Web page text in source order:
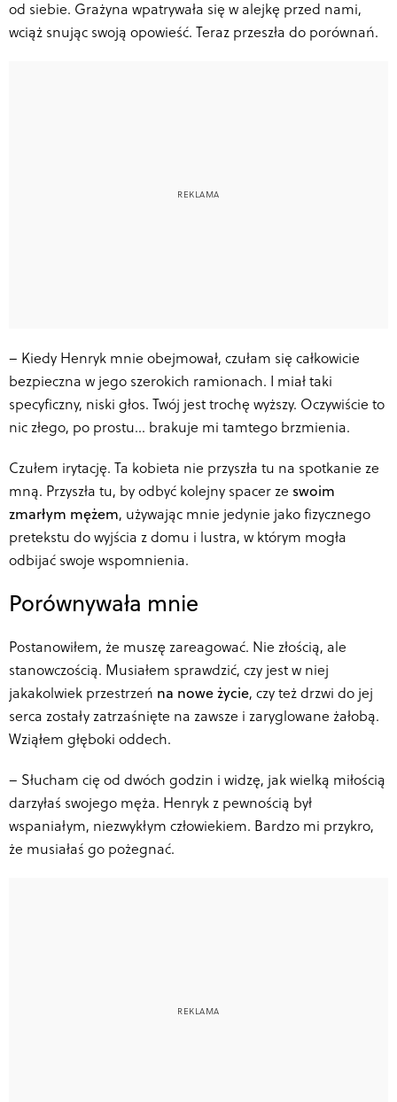
od siebie. Grażyna wpatrywała się w alejkę przed nami,
wciąż snując swoją opowieść. Teraz przeszła do porównań.
– Kiedy Henryk mnie obejmował, czułam się całkowicie
bezpieczna w jego szerokich ramionach. I miał taki
specyficzny, niski głos. Twój jest trochę wyższy. Oczywiście to
nic złego, po prostu… brakuje mi tamtego brzmienia.
Czułem irytację. Ta kobieta nie przyszła tu na spotkanie ze
mną. Przyszła tu, by odbyć kolejny spacer ze swoim
zmarłym mężem, używając mnie jedynie jako fizycznego
pretekstu do wyjścia z domu i lustra, w którym mogła
odbijać swoje wspomnienia.
Porównywała mnie
Postanowiłem, że muszę zareagować. Nie złością, ale
stanowczością. Musiałem sprawdzić, czy jest w niej
jakakolwiek przestrzeń na nowe życie, czy też drzwi do jej
serca zostały zatrzaśnięte na zawsze i zaryglowane żałobą.
Wziąłem głęboki oddech.
– Słucham cię od dwóch godzin i widzę, jak wielką miłością
darzyłaś swojego męża. Henryk z pewnością był
wspaniałym, niezwykłym człowiekiem. Bardzo mi przykro,
że musiałaś go pożegnać.